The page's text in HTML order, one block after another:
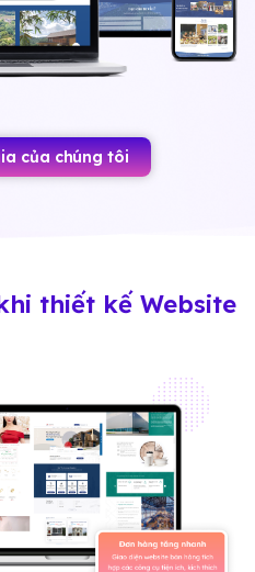
của chúng tôi
thiết kế Website